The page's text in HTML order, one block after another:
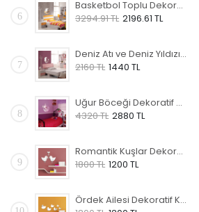
6
Basketbol Toplu Dekoratif Kırılmaz Ayna
3294.91 TL 2196.61 TL
7
Deniz Atı ve Deniz Yıldızı Dekoratif Kırılmaz Ayna
2160 TL 1440 TL
8
Uğur Böceği Dekoratif Kırılmaz Ayna
4320 TL 2880 TL
9
Romantik Kuşlar Dekoratif Kırılmaz Ayna
1800 TL 1200 TL
Ördek Ailesi Dekoratif Kırılmaz Ayna